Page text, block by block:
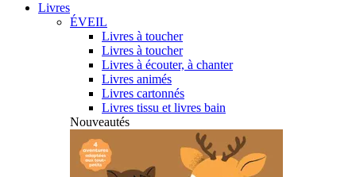
Livres
ÉVEIL
Livres à toucher
Livres à toucher
Livres à écouter, à chanter
Livres animés
Livres cartonnés
Livres tissu et livres bain
Nouveautés